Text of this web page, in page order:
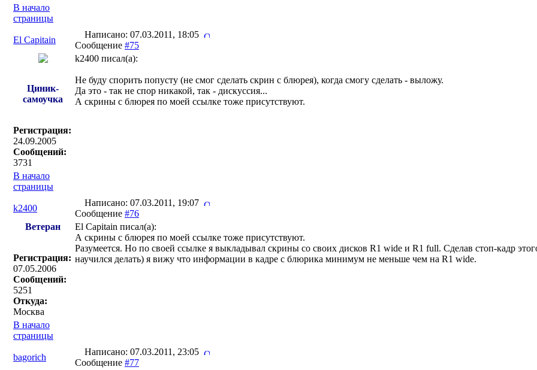
В начало
страницы
El Capitain
Написано: 07.03.2011, 18:05
Сообщение #75
Циник-
самоучка
Регистрация:
24.09.2005
Сообщений:
3731
k2400 писал(a):
Не буду спорить попусту (не смог сделать скрин с блюрея), когда смогу сделать - выложу.
Да это - так не спор никакой, так - дискуссия...
А скрины с блюрея по моей ссылке тоже присутствуют.
В начало
страницы
k2400
Написано: 07.03.2011, 19:07
Сообщение #76
Ветеран
Регистрация:
07.05.2006
Сообщений:
5251
Откуда:
Москва
El Capitain писал(a):
А скрины с блюрея по моей ссылке тоже присутствуют.
Разумеется. Но по своей ссылке я выкладывал скрины со своих дисков R1 wide и R1 full. Сделав стоп-кадр
научился делать) я вижу что информации в кадре с блюрика минимум не меньше чем на R1 wide.
В начало
страницы
bagorich
Написано: 07.03.2011, 23:05
Сообщение #77